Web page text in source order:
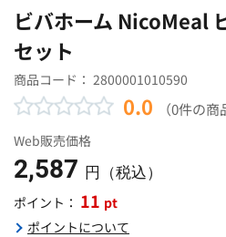
ビバホーム NicoMeal
セット
商品コード： 2800001010590
0.0 （0件の商
Web販売価格
2,587 円（税込）
ポイント： 11 pt
ポイントについて